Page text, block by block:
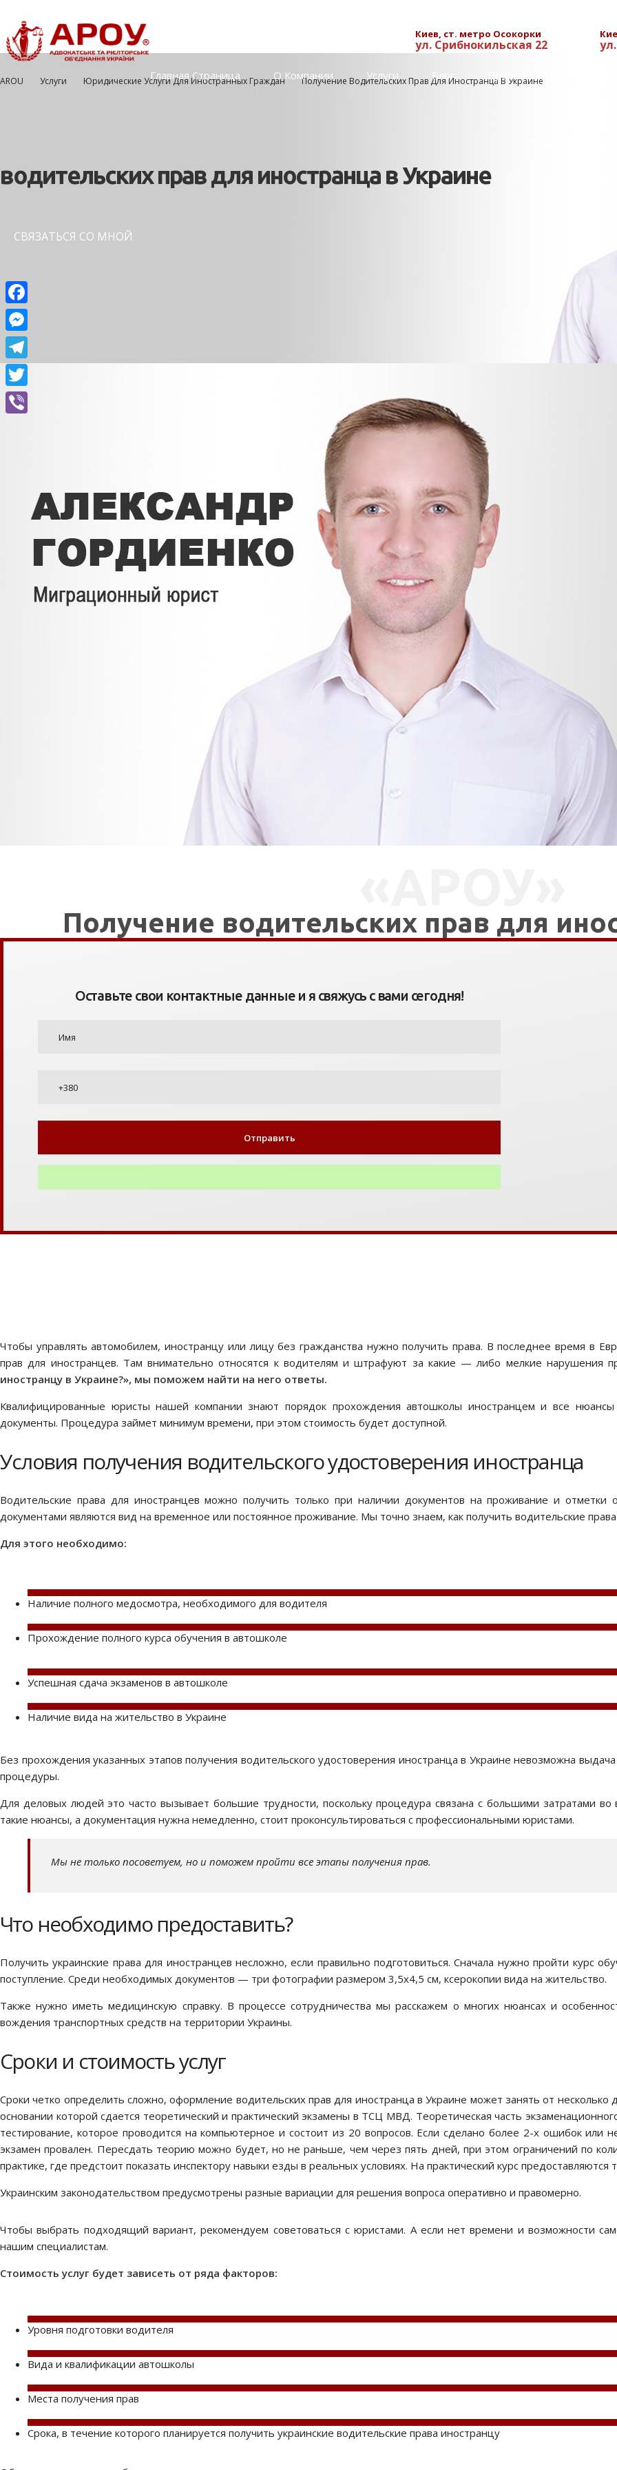
Киев, ст. метро Осокорки
ул. Срибнокильская 22
Главная Страница О Компании Услуги Блог Прайс
AROU Услуги Юридические Услуги Для Иностранных Граждан Получение Водительских Прав Для Иностранца В Украине
водительских прав для иностранца в Украине
СВЯЗАТЬСЯ СО МНОЙ
Получение водительских прав для
Оставьте свои контактные данные и я свяжусь с вами сегодня!
Чтобы управлять автомобилем, иностранцу или лицу без гражданства нужно получить права. В последнее время в
прав для иностранцев. Там внимательно относятся к водителям и штрафуют за какие — либо мелкие нарушения
иностранцу в Украине?», мы поможем найти на него ответы.
Квалифицированные юристы нашей компании знают порядок прохождения автошколы иностранцем и все
документы. Процедура займет минимум времени, при этом стоимость будет доступной.
Условия получения водительского удостоверения иностранца
Водительские права для иностранцев можно получить только при наличии документов на проживание и отметки
документами являются вид на временное или постоянное проживание. Мы точно знаем, как получить водительские
Для этого необходимо:
Наличие полного медосмотра, необходимого для водителя
Прохождение полного курса обучения в автошколе
Успешная сдача экзаменов в автошколе
Наличие вида на жительство в Украине
Без прохождения указанных этапов получения водительского удостоверения иностранца в Украине невозможна
процедуры.
Для деловых людей это часто вызывает большие трудности, поскольку процедура связана с большими затратами
такие нюансы, а документация нужна немедленно, стоит проконсультироваться с профессиональными юристами.
Мы не только посоветуем, но и поможем пройти все этапы получения прав.
Что необходимо предоставить?
Получить украинские права для иностранцев несложно, если правильно подготовиться. Сначала нужно пройти курс
поступление. Среди необходимых документов — три фотографии размером 3,5х4,5 см, ксерокопии вида на жительство.
Также нужно иметь медицинскую справку. В процессе сотрудничества мы расскажем о многих нюансах и
вождения транспортных средств на территории Украины.
Сроки и стоимость услуг
Сроки четко определить сложно, оформление водительских прав для иностранца в Украине может занять от
основании которой сдается теоретический и практический экзамены в ТСЦ МВД. Теоретическая часть
тестирование, которое проводится на компьютерное и состоит из 20 вопросов. Если сделано более 2-х ошибок или
экзамен провален. Пересдать теорию можно будет, но не раньше, чем через пять дней, при этом ограничений по
практике, где предстоит показать инспектору навыки езды в реальных условиях. На практический курс предоставляются
Украинским законодательством предусмотрены разные вариации для решения вопроса оперативно и правомерно.
Чтобы выбрать подходящий вариант, рекомендуем советоваться с юристами. А если нет времени и возможности
нашим специалистам.
Стоимость услуг будет зависеть от ряда факторов:
Уровня подготовки водителя
Вида и квалификации автошколы
Места получения прав
Срока, в течение которого планируется получить украинские водительские права иностранцу
Facebook
Messenger
Telegram
Twitter